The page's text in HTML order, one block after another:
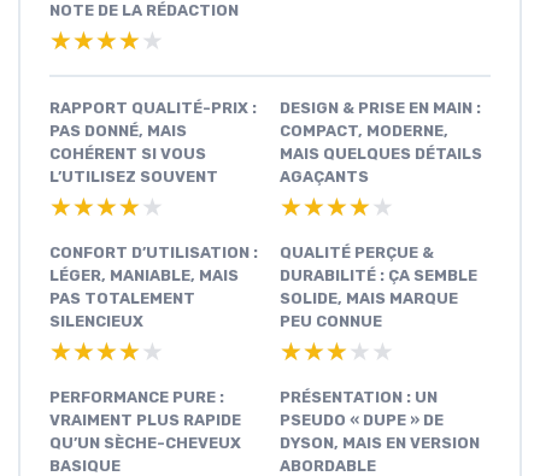
NOTE DE LA RÉDACTION
★★★★★
★★★★★
RAPPORT QUALITÉ-PRIX :
PAS DONNÉ, MAIS
COHÉRENT SI VOUS
L’UTILISEZ SOUVENT
★★★★★
★★★★★
DESIGN & PRISE EN MAIN :
COMPACT, MODERNE,
MAIS QUELQUES DÉTAILS
AGAÇANTS
★★★★★
★★★★★
CONFORT D’UTILISATION :
LÉGER, MANIABLE, MAIS
PAS TOTALEMENT
SILENCIEUX
★★★★★
★★★★★
QUALITÉ PERÇUE &
DURABILITÉ : ÇA SEMBLE
SOLIDE, MAIS MARQUE
PEU CONNUE
★★★★★
★★★★★
PERFORMANCE PURE :
VRAIMENT PLUS RAPIDE
QU’UN SÈCHE-CHEVEUX
BASIQUE
PRÉSENTATION : UN
PSEUDO « DUPE » DE
DYSON, MAIS EN VERSION
ABORDABLE